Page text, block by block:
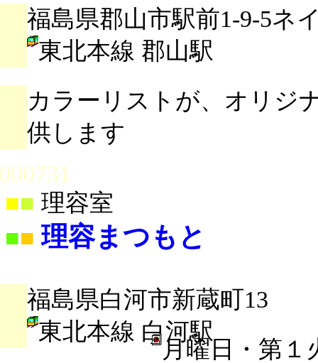
福島県郡山市駅前1-9-5ネ
東北本線 郡山駅
カラーリストが、オリジ
供します
■ 理容室
■■ 理容まつもと
福島県白河市新蔵町13
東北本線 白河駅
月曜日・第１